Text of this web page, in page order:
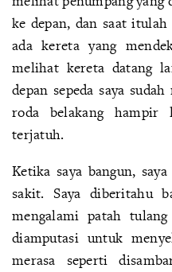
ke depan, dan saat
ada kereta yang
melihat kereta datang
depan sepeda saya
roda belakang hampir
terjatuh.
Ketika saya bangun,
sakit. Saya diberitahu
mengalami patah
diamputasi untuk
merasa seperti